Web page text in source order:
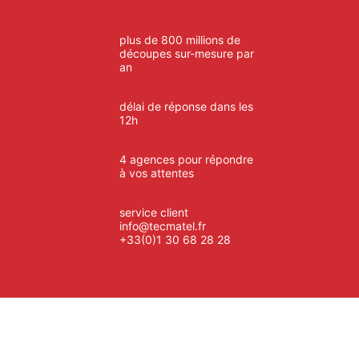
plus de 800 millions de
découpes sur-mesure par
an
délai de réponse dans les
12h
4 agences pour répondre
à vos attentes
service client
info@tecmatel.fr
+33(0)1 30 68 28 28